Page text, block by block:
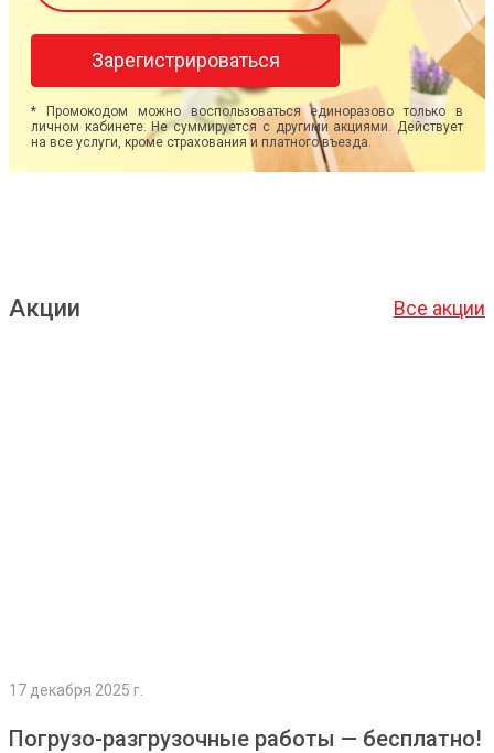
Зарегистрироваться
* Промокодом можно воспользоваться единоразово только в
личном кабинете. Не суммируется с другими акциями. Действует
на все услуги, кроме страхования и платного въезда.
Акции Все акции
17 декабря 2025 г.
Погрузо-разгрузочные работы — бесплатно!